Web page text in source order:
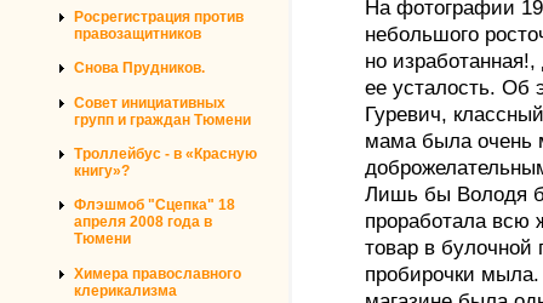
Росрегистрация против
правозащитников
Снова Прудников.
Совет инициативных
групп и граждан Тюмени
Троллейбус - в «Красную
книгу»?
Флэшмоб "Сцепка" 18
апреля 2008 года в
Тюмени
Химера православного
клерикализма
На фотографии
небольшого
но
ее усталость. Об
Гуревич,
мама была очень
Лишь бы Володя
проработала всю
товар в
пробирочки